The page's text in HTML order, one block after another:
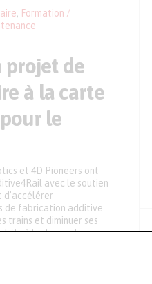
Formation /
projet de
à la carte
le
et 4D Pioneers ont
avec le soutien
d’accélérer
de fabrication additive
trains et diminuer ses
à la demande ou en